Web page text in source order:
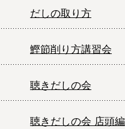
だしの取り方
鰹節削り方講習会
聴きだしの会
聴きだしの会 店頭編